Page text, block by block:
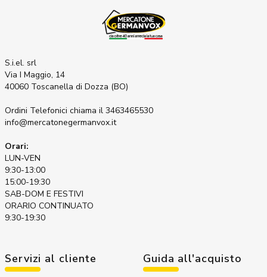
S.i.el. srl
Via I Maggio, 14
40060 Toscanella di Dozza (BO)
Ordini Telefonici chiama il 3463465530
info@mercatonegermanvox.it
Orari:
LUN-VEN
9:30-13:00
15:00-19:30
SAB-DOM E FESTIVI
ORARIO CONTINUATO
9:30-19:30
Servizi al cliente Guida all'acquisto